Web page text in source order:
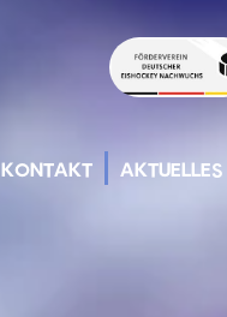
KONTAKT AKTUELLES